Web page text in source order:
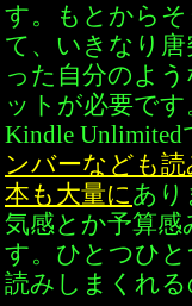
す。もとから
て、いきなり
った自分のよ
ットが必要です
Kindle Unlimited
ンバーなども読
本も大量に あり
気感とか予算
す。ひとつひ
読みしまくれ